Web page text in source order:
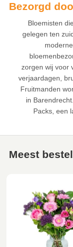
Bezorgd
Bloemisten
gelegen ten
zorgen wij voor
verjaardagen,
Fruitmanden
in
Packs, een
Meest